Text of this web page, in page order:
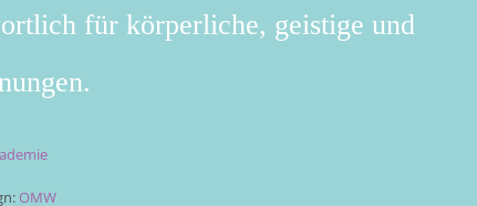
für körperliche, geistige und
OMW